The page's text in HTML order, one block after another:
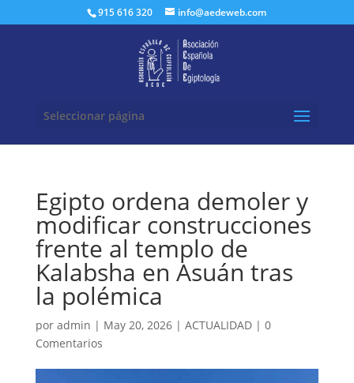
915 616 320 info@aedeweb.com
Seleccionar página
Egipto ordena demoler y
modificar construcciones
frente al templo de
Kalabsha en Asuán tras
la polémica
por admin | May 20, 2026| ACTUALIDAD| 0
Comentarios